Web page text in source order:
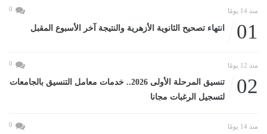
منذ 14 يومًا 0
01 انتهاء تصحيح الثانوية الأزهرية والنتيجة آخر الأسبوع المقبل
منذ 12 يومًا 0
02
تنسيق المرحلة الأولى 2026.. خدمات معامل التنسيق بالجامعات
لتسجيل الرغبات مجانا
منذ 14 يومًا 0